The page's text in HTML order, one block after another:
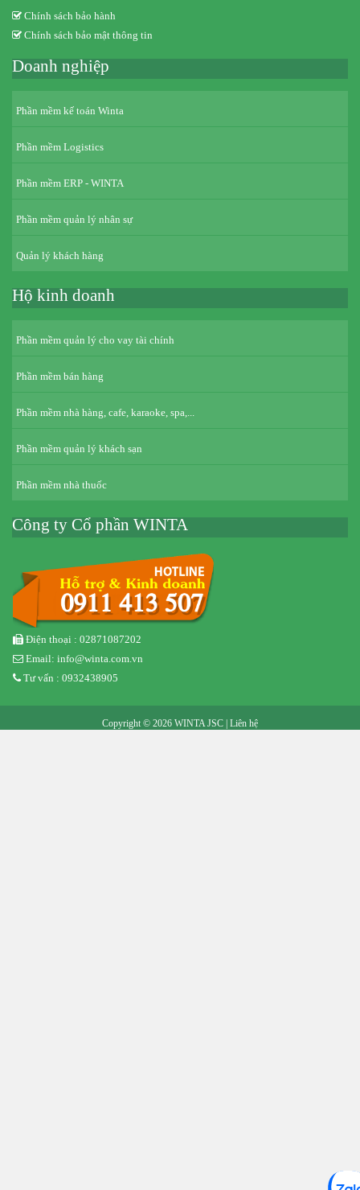
Chính sách bảo hành
Chính sách bảo mật thông tin
Doanh nghiệp
Phần mềm kế toán Winta
Phần mềm Logistics
Phần mềm ERP - WINTA
Phần mềm quản lý nhân sự
Quản lý khách hàng
Hộ kinh doanh
Phần mềm quản lý cho vay tài chính
Phần mềm bán hàng
Phần mềm nhà hàng, cafe, karaoke, spa,...
Phần mềm quản lý khách sạn
Phần mềm nhà thuốc
Công ty Cổ phần WINTA
Điện thoại : 02871087202
Email: info@winta.com.vn
Tư vấn : 0932438905
Copyright © 2026 WINTA JSC | Liên hệ